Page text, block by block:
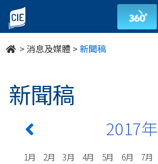
undefined
>消息及媒體 >新聞稿
新聞稿
2017年
1月 2月 3月 4月 5月 6月 7月